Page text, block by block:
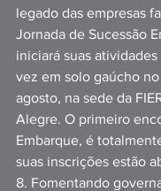
legado das empresas
Jornada de Sucessão
iniciará suas
vez em solo gaúcho no
agosto, na sede da
Alegre. O primeiro
Embarque, é
suas inscrições estão
8. Fomentando